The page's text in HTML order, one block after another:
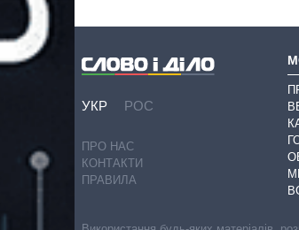
УКР РОС
ПРО НАС
КОНТАКТИ
ПРАВИЛА